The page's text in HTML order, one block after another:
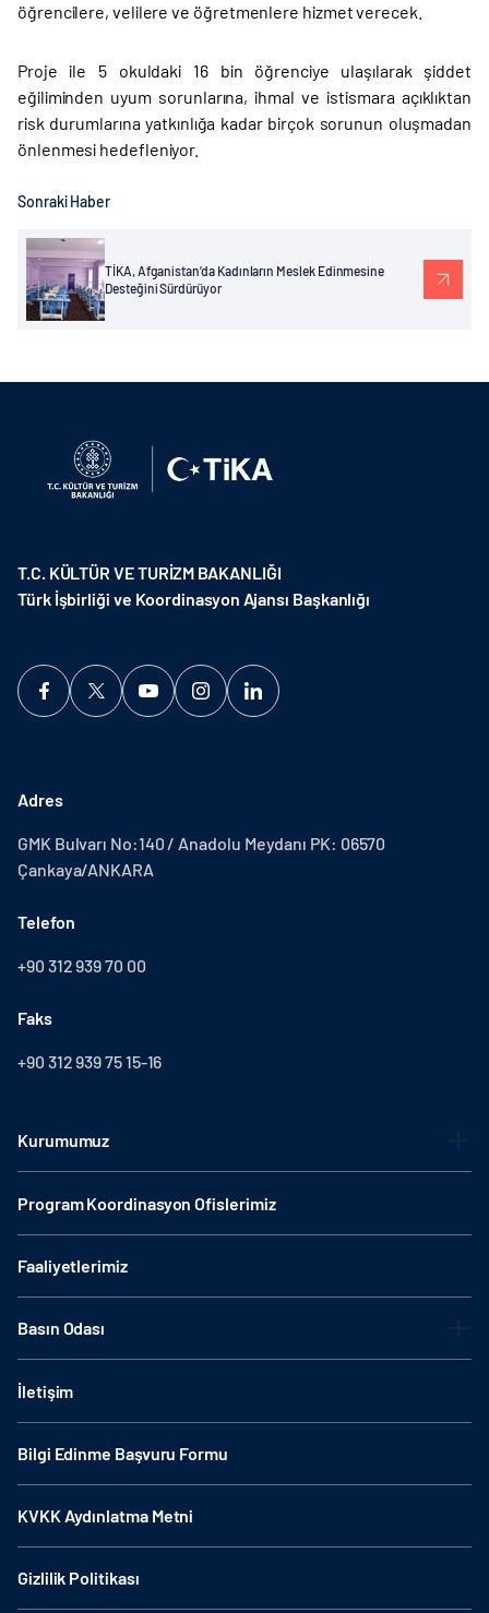
öğrencilere, velilere ve öğretmenlere hizmet verecek.
Proje ile 5 okuldaki 16 bin öğrenciye ulaşılarak şiddet
eğiliminden uyum sorunlarına, ihmal ve istismara açıklıktan
risk durumlarına yatkınlığa kadar birçok sorunun oluşmadan
önlenmesi hedefleniyor.
Sonraki Haber
TİKA, Afganistan’da Kadınların Meslek Edinmesine
Desteğini Sürdürüyor
T.C. KÜLTÜR VE TURİZM BAKANLIĞI
Türk İşbirliği ve Koordinasyon Ajansı Başkanlığı
Adres
GMK Bulvarı No:140 / Anadolu Meydanı PK: 06570
Çankaya/ANKARA
Telefon
+90 312 939 70 00
Faks
+90 312 939 75 15-16
Kurumumuz
Program Koordinasyon Ofislerimiz
Faaliyetlerimiz
Basın Odası
İletişim
Bilgi Edinme Başvuru Formu
KVKK Aydınlatma Metni
Gizlilik Politikası